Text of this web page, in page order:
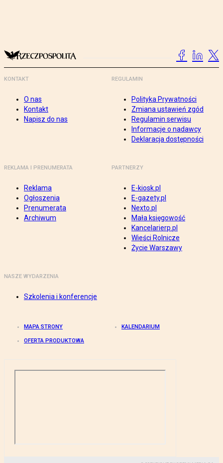
KONTAKT
O nas
Kontakt
Napisz do nas
REGULAMIN
Polityka Prywatności
Zmiana ustawień zgód
Regulamin serwisu
Informacje o nadawcy
Deklaracja dostępności
REKLAMA I PRENUMERATA
Reklama
Ogłoszenia
Prenumerata
Archiwum
PARTNERZY
E-kiosk.pl
E-gazety.pl
Nexto.pl
Mała księgowość
Kancelarierp.pl
Wieści Rolnicze
Życie Warszawy
NASZE WYDARZENIA
Szkolenia i konferencje
MAPA STRONY KALENDARIUM
OFERTA PRODUKTOWA